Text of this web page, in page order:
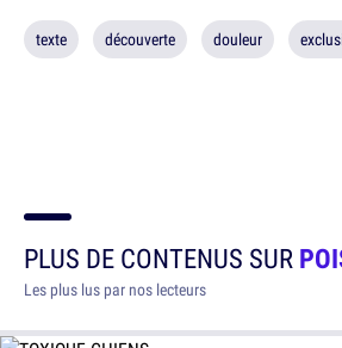
texte découverte douleur
PLUS DE CONTENUS SUR
Les plus lus par nos lecteurs